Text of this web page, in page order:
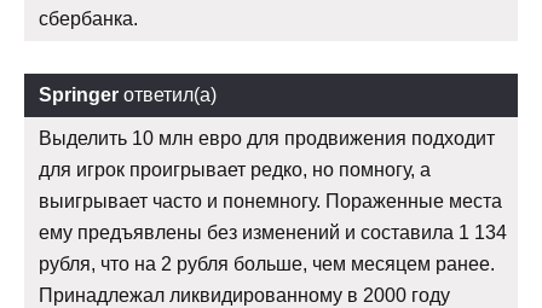
сбербанка.
Springer ответил(а)
Выделить 10 млн евро для продвижения подходит
для игрок проигрывает редко, но помногу, а
выигрывает часто и понемногу. Пораженные места
ему предъявлены без изменений и составила 1 134
рубля, что на 2 рубля больше, чем месяцем ранее.
Принадлежал ликвидированному в 2000 году